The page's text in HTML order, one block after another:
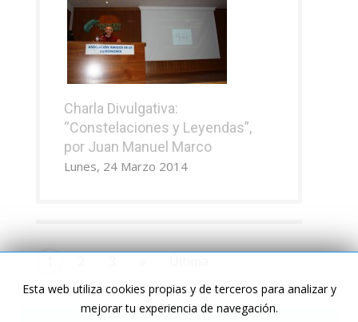
Charla Divulgativa:
“Constelaciones y Leyendas”,
por Juan Manuel Marco
Lunes, 24 Marzo 2014
Esta web utiliza cookies propias y de terceros para analizar y
mejorar tu experiencia de navegación.